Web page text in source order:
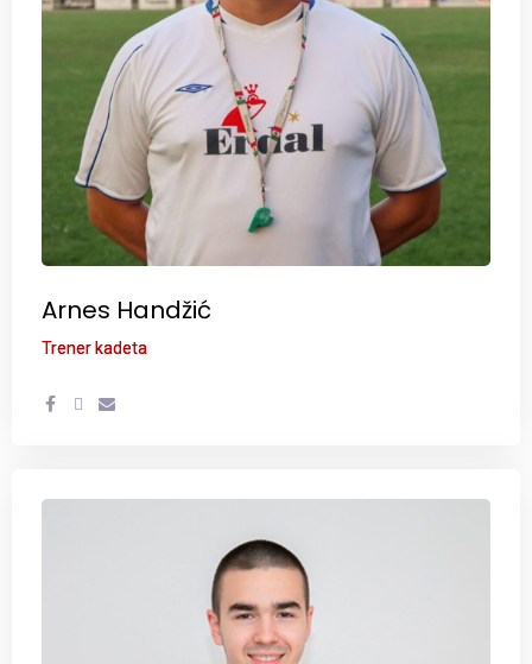
Arnes Handžić
Trener kadeta